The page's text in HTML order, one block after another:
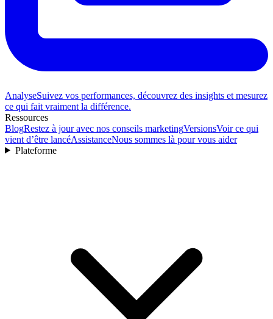
AnalyseSuivez vos performances, découvrez des insights et mesurez
ce qui fait vraiment la différence.
Ressources
BlogRestez à jour avec nos conseils marketingVersionsVoir ce qui
vient d’être lancéAssistanceNous sommes là pour vous aider
Plateforme